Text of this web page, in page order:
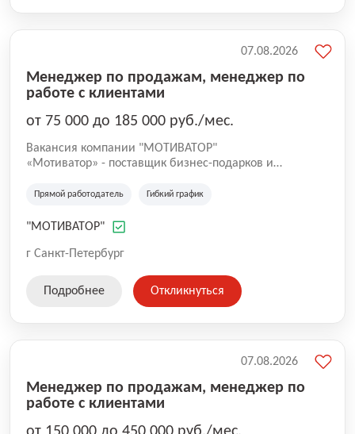
Менеджер по продажам, менеджер по
работе с клиентами
от 75 000 до 185 000 руб./мес.
Вакансия компании "МОТИВАТОР"
«Мотиватор» - поставщик бизнес-подарков и
различные ручки, брелки, антистрессы и другие
рынке; - подарки для сотрудников на
бизнес подарки для партнеров, корпоративных
по индивидуальному дизайну; - одежда с фирменной
символикой - ветровки, футболки, бейсболки; -
поставляем продукцию со складов в Европе, а так же
продукцию по индивидуальному дизайну. Работаем
года. Среди клиентов «Мотиватора» - в разное время
были компании Coca-Cola, McDonalds, AmRest, Valio,
Прямой работодатель Гибкий график
"МОТИВАТОР"
г Санкт-Петербург
07.08.2026
Подробнее Откликнуться
Менеджер по продажам, менеджер по
работе с клиентами
07.08.2026